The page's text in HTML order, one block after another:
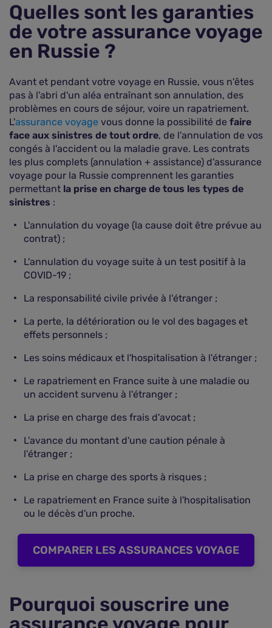
Quelles sont les garanties
de votre assurance voyage
en Russie ?
Avant et pendant votre voyage en Russie, vous n'êtes
pas à l'abri d'un aléa entraînant son annulation, des
problèmes en cours de séjour, voire un rapatriement.
L'assurance voyage vous donne la possibilité de faire
face aux sinistres de tout ordre, de l'annulation de vos
congés à l'accident ou la maladie grave. Les contrats
les plus complets (annulation + assistance) d'assurance
voyage pour la Russie comprennent les garanties
permettant la prise en charge de tous les types de
sinistres :
L'annulation du voyage (la cause doit être prévue au
contrat) ;
L'annulation du voyage suite à un test positif à la
COVID-19 ;
La responsabilité civile privée à l'étranger ;
La perte, la détérioration ou le vol des bagages et
effets personnels ;
Les soins médicaux et l'hospitalisation à l'étranger ;
Le rapatriement en France suite à une maladie ou
un accident survenu à l'étranger ;
La prise en charge des frais d'avocat ;
L'avance du montant d'une caution pénale à
l'étranger ;
La prise en charge des sports à risques ;
Le rapatriement en France suite à l'hospitalisation
ou le décès d'un proche.
COMPARER LES ASSURANCES VOYAGE
Pourquoi souscrire une